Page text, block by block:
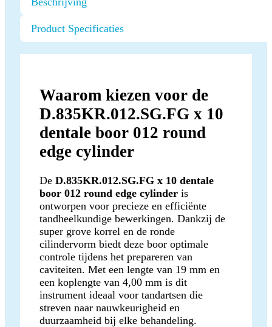
Product Specificaties
Waarom kiezen voor de
D.835KR.012.SG.FG x 10
dentale boor 012 round
edge cylinder
De D.835KR.012.SG.FG x 10 dentale
boor 012 round edge cylinder is
ontworpen voor precieze en efficiënte
tandheelkundige bewerkingen. Dankzij de
super grove korrel en de ronde
cilindervorm biedt deze boor optimale
controle tijdens het prepareren van
caviteiten. Met een lengte van 19 mm en
een koplengte van 4,00 mm is dit
instrument ideaal voor tandartsen die
streven naar nauwkeurigheid en
duurzaamheid bij elke behandeling.